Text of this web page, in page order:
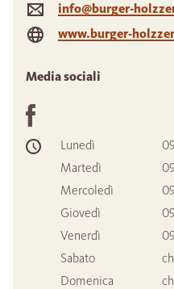
info@burger-
www.burger-
Media sociali
Lunedì
Martedì
Mercoledì
Giovedì
Venerdì
Sabato
Domenica